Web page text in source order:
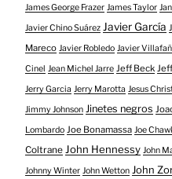
James George Frazer James Taylor
Javier Chino Suárez Javier García
Mareco Javier Robledo Javier
Cinel Jean Michel Jarre Jeff Beck
Jerry Garcia Jerry Marotta Jesus
Jimmy Johnson Jinetes negros
Lombardo Joe Bonamassa Joe
Coltrane John Hennessy John
Johnny Winter John Wetton John